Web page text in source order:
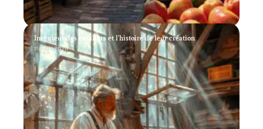
Inventeur des escaliers et l’histoire de leur création
11 mars 2026